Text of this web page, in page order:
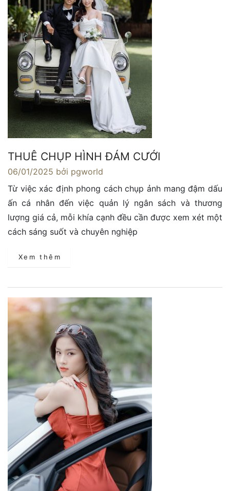
THUÊ CHỤP HÌNH ĐÁM CƯỚI
06/01/2025 bởi pgworld
Từ việc xác định phong cách chụp ảnh mang đậm dấu
ấn cá nhân đến việc quản lý ngân sách và thương
lượng giá cả, mỗi khía cạnh đều cần được xem xét một
cách sáng suốt và chuyên nghiệp
Xem thêm